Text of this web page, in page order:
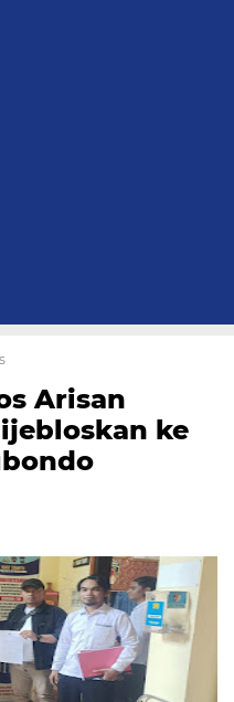
Arisan
ke